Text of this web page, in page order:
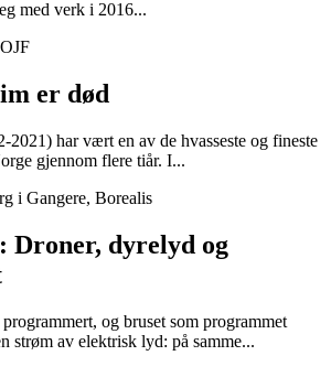
med verk i 2016...
er død
2021) har vært en av de hvasseste og fineste
gjennom flere tiår. I...
Droner, dyrelyd og
og bruset som programmet
strøm av elektrisk lyd: på samme...